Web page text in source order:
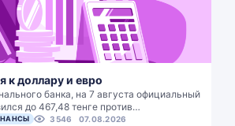
к доллару и евро
банка, на 7 августа официальный
до 467,48 тенге против…
3546 07.08.2026